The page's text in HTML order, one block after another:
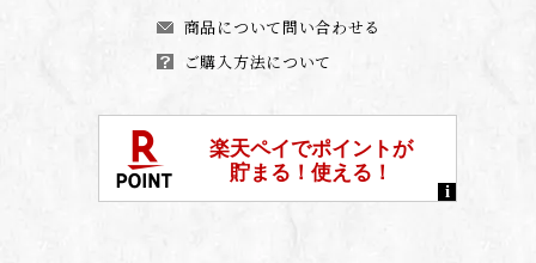
商品について問い合わせる
ご購入方法について